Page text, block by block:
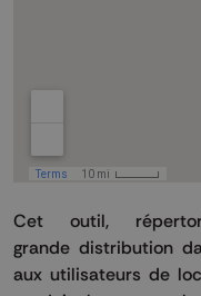
Cet outil,
grande distribution
aux utilisateurs de